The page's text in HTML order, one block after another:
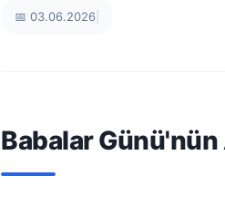
📅 03.06.2026
Babalar Günü'nün